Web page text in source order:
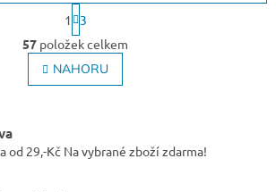
O
v
l
á
í
S
t
r
á
n
k
n
í
1
3
57 položek celkem
NAHORU
od 29,-Kč Na vybrané zboží zdarma!